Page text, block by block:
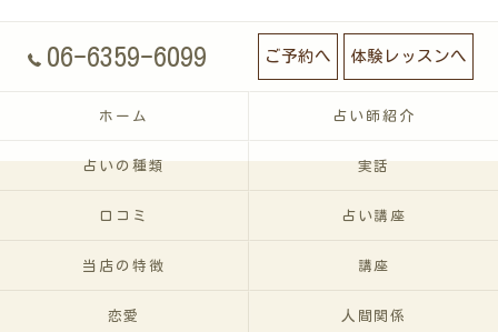
06-6359-6099 ご予約へ 体験レッスンへ
ホーム 占い師紹介
占いの種類 実話
口コミ 占い講座
当店の特徴 講座
恋愛 人間関係